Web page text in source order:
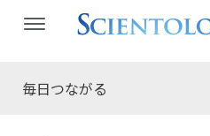
毎日つながる